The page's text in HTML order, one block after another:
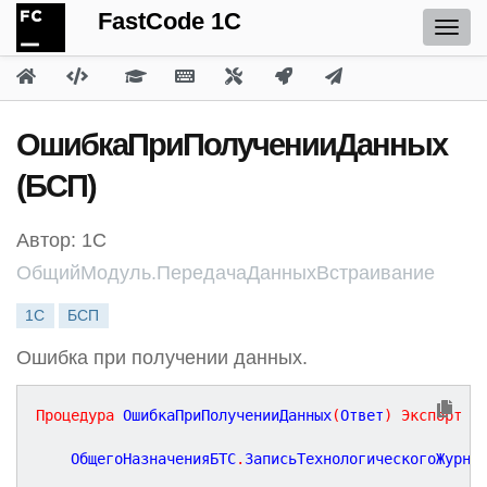
FastCode 1C
ОшибкаПриПолученииДанных
(БСП)
Автор: 1С
ОбщийМодуль.ПередачаДанныхВстраивание
1С БСП
Ошибка при получении данных.
Процедура ОшибкаПриПолученииДанных(Ответ) Экспорт
	ОбщегоНазначенияБТС
.